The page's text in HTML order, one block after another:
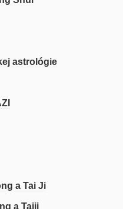
astrológie
a Tai Ji
a Taiji